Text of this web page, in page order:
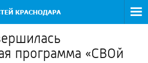
программа «СВОй